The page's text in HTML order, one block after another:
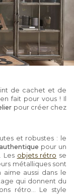
de cachet et de
fait pour vous ! Il
pour créer chez
et robustes : le
pour un
Les objets rétro se
métalliques sont
aussi dans le
qui donnent du
rétro... Le style